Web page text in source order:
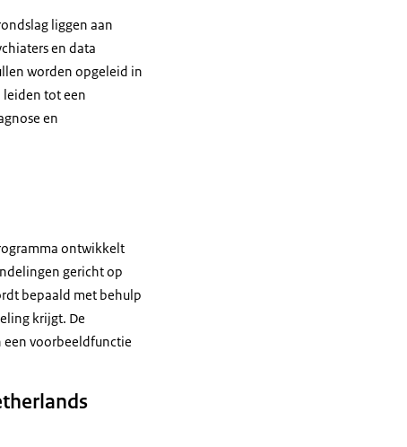
liggen aan
en data
worden opgeleid in
tot een
en
ontwikkelt
gericht op
bepaald met behulp
krijgt. De
voorbeeldfunctie